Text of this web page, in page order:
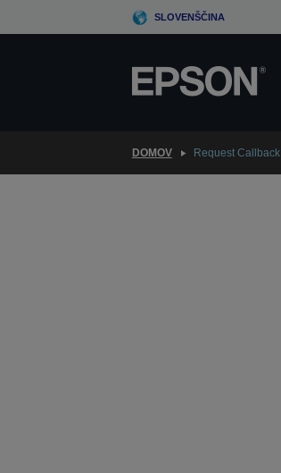
to
SLOVENŠČINA
DOMOV Request Callback